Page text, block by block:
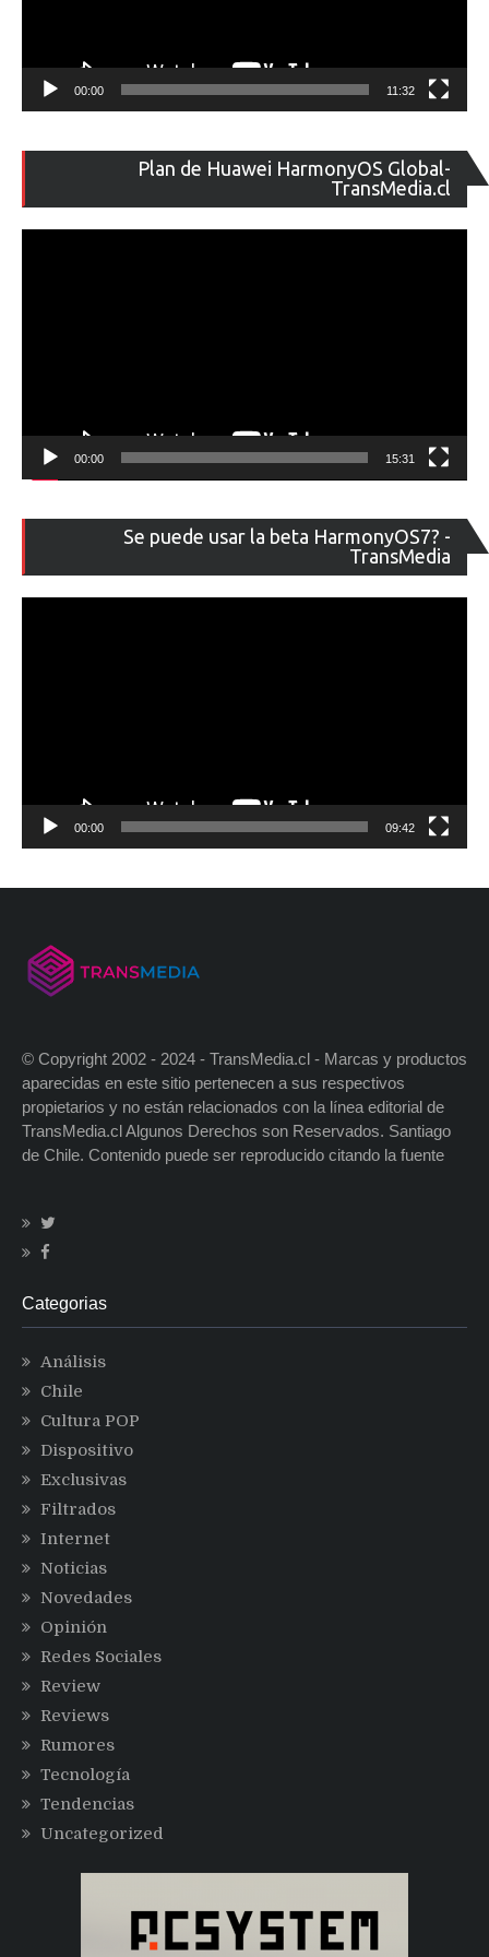
00:00 11:32
Plan de Huawei HarmonyOS Global-
TransMedia.cl
de
00:00 15:31
Se puede usar la beta HarmonyOS7? -
TransMedia
de
00:00 09:42
© Copyright 2002 - 2024 - TransMedia.cl - Marcas y productos
aparecidas en este sitio pertenecen a sus respectivos
propietarios y no están relacionados con la línea editorial de
TransMedia.cl Algunos Derechos son Reservados. Santiago
de Chile. Contenido puede ser reproducido citando la fuente
Categorias
Análisis
Chile
Cultura POP
Dispositivo
Exclusivas
Filtrados
Internet
Noticias
Novedades
Opinión
Redes Sociales
Review
Reviews
Rumores
Tecnología
Tendencias
Uncategorized